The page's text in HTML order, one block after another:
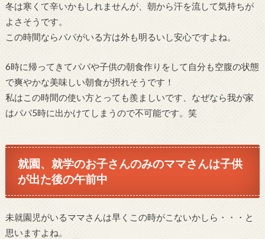
冬は寒くて辛いかもしれませんが、朝から汗を流して気持ちが
よさそうです。
この時間ならパパがいる方は外も明るいし安心ですよね。
6時に帰ってきてパパや子供の朝食作りをして自分も空腹の状態
で爽やかな美味しい朝食が摂れそうです！
私はこの時間の使い方とっても羨ましいです、なぜなら我が家
はパパ5時に出かけてしまうので不可能です。笑
就園、就学のお子さんのみのママさんは子供
が出た後の午前中
未就園児がいるママさんは早くこの時がこないかしら・・・と
思いますよね。